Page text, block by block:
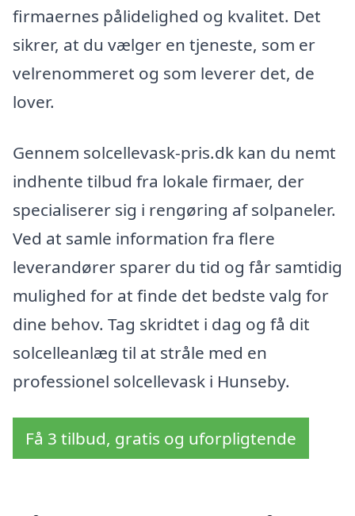
firmaernes pålidelighed og kvalitet. Det
sikrer, at du vælger en tjeneste, som er
velrenommeret og som leverer det, de
lover.
Gennem solcellevask-pris.dk kan du nemt
indhente tilbud fra lokale firmaer, der
specialiserer sig i rengøring af solpaneler.
Ved at samle information fra flere
leverandører sparer du tid og får samtidig
mulighed for at finde det bedste valg for
dine behov. Tag skridtet i dag og få dit
solcelleanlæg til at stråle med en
professionel solcellevask i Hunseby.
Få 3 tilbud, gratis og uforpligtende